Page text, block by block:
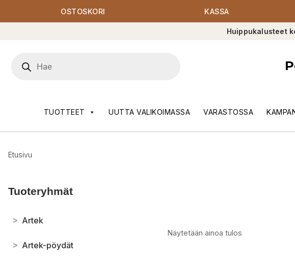
OSTOSKORI KASSA
Huippukalusteet
search
TUOTTEET UUTTA VALIKOIMASSA VARASTOSSA
Etusivu
Tuoteryhmät
> Artek
> Artek-pöydät
Näytetään ainoa tulos